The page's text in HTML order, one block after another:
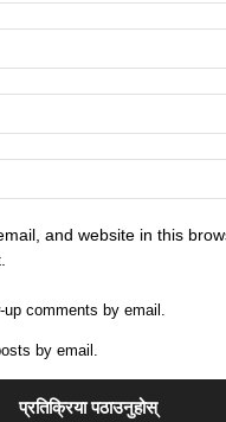
and website in this
comments by email.
by email.